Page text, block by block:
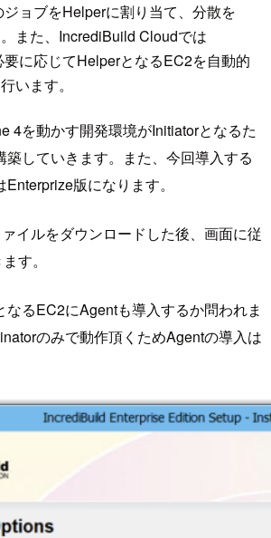
ョブをHelperに割り当て、分散を
また、IncrediBuild Cloudでは
に応じてHelperとなるEC2を自動的
います。
4を動かす開発環境がInitiatorとなるた
していきます。また、今回導入する
版になります。
イルをダウンロードした後、画面に従
す。
るEC2にAgentも導入するか問われま
のみで動作頂くためAgentの導入は